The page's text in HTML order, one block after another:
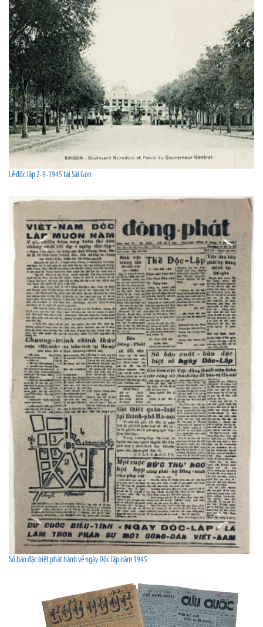
Lễ độc lập 2-9-1945 tại Sài Gòn
Số báo đặc biệt phát hành về ngày Độc lập năm 1945